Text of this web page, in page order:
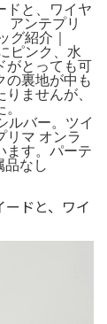
ドと、ワイヤ
アンテプリ
グ紹介｜
ピンク、水
がとっても可
の裏地が中も
ませんが、
バー。ツイ
リマ オンラ
ます。パーテ
品なし